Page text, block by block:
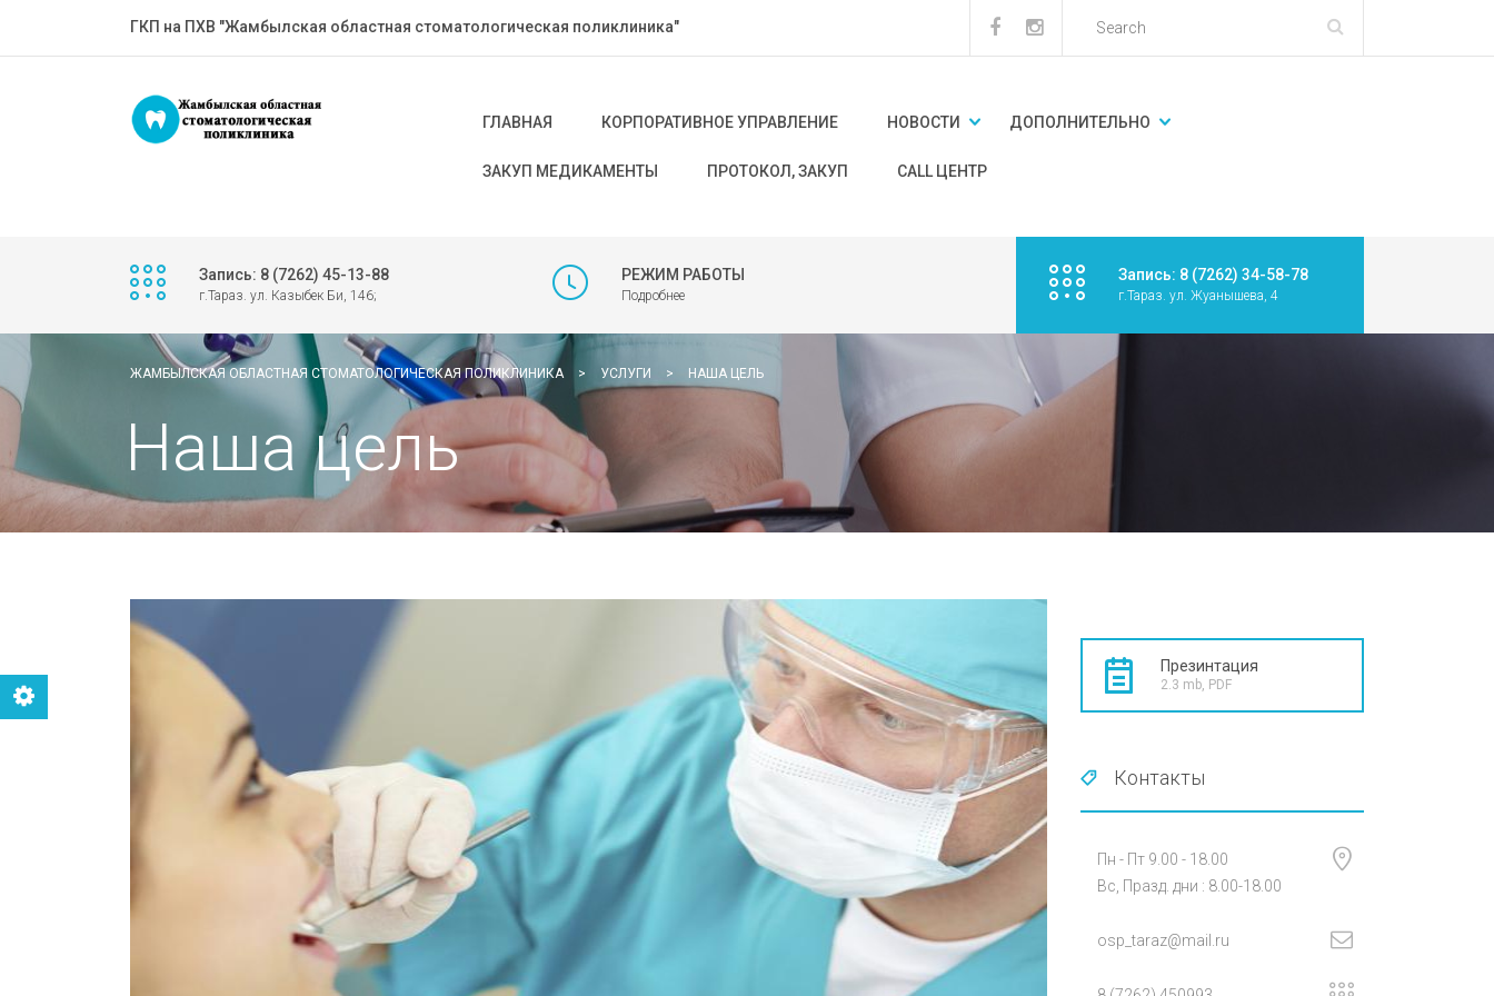
ГКП на ПХВ "Жамбылская областная стоматологическая поликлиника"
ГЛАВНАЯ КОРПОРАТИВНОЕ УПРАВЛЕНИЕ НОВОСТИ ДОПОЛНИТЕЛЬНО
ЗАКУП МЕДИКАМЕНТЫ ПРОТОКОЛ, ЗАКУП CALL ЦЕНТР
Запись: 8 (7262) 45-13-88
г.Тараз. ул. Казыбек Би, 146;
РЕЖИМ РАБОТЫ
Подробнее
Запись: 8 (7262) 34-58-78
г.Тараз. ул. Жуанышева, 4
ЖАМБЫЛСКАЯ ОБЛАСТНАЯ СТОМАТОЛОГИЧЕСКАЯ ПОЛИКЛИНИКА > УСЛУГИ > НАША ЦЕЛЬ
Наша цель
Презинтация
2.3 mb, PDF
Контакты
Пн - Пт 9.00 - 18.00
Вс, Празд. дни : 8.00-18.00
osp_taraz@mail.ru